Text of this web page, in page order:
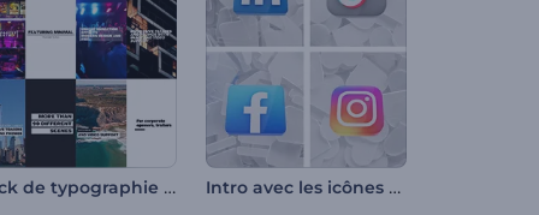
Pack de typographie simple Intro avec les icônes des réseaux sociaux